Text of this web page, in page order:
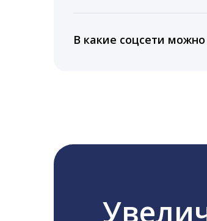
информацию третьим
В какие соцсети